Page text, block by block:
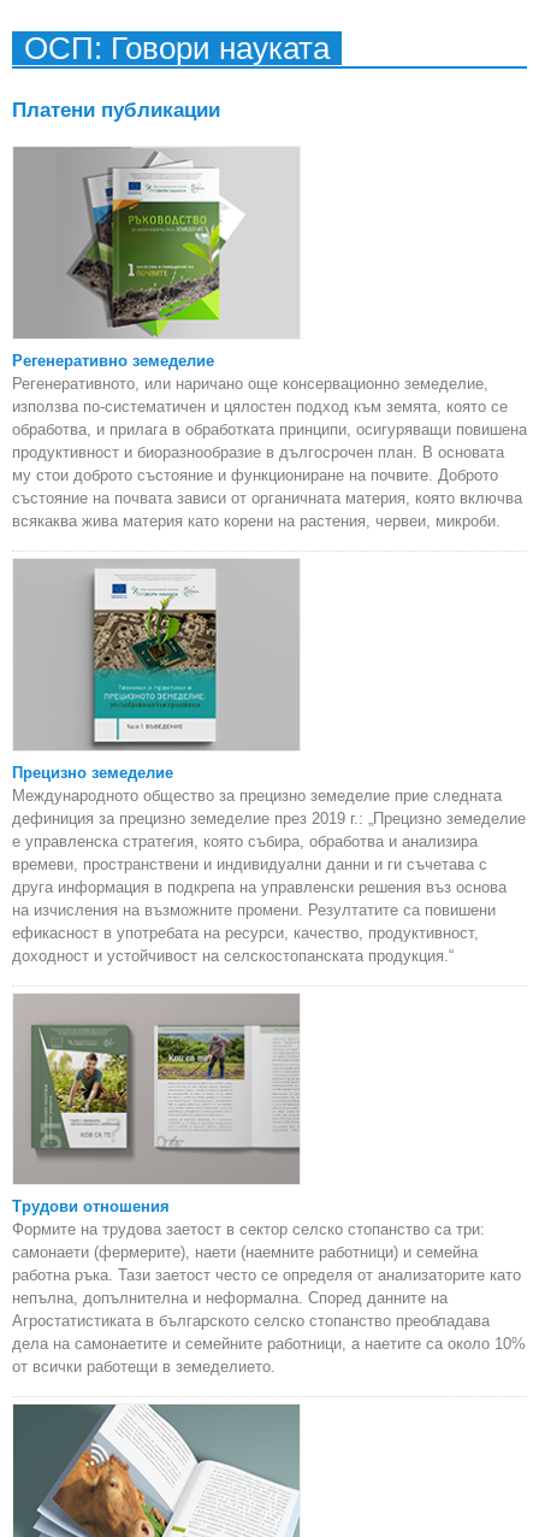
ОСП: Говори науката
Платени публикации
Регенеративно земеделие
Регенеративното, или наричано още консервационно земеделие,
използва по-систематичен и цялостен подход към земята, която се
обработва, и прилага в обработката принципи, осигуряващи повишена
продуктивност и биоразнообразие в дългосрочен план. В основата
му стои доброто състояние и функциониране на почвите. Доброто
състояние на почвата зависи от органичната материя, която включва
всякаква жива материя като корени на растения, червеи, микроби.
Прецизно земеделие
Международното общество за прецизно земеделие прие следната
дефиниция за прецизно земеделие през 2019 г.: „Прецизно земеделие
е управленска стратегия, която събира, обработва и анализира
времеви, пространствени и индивидуални данни и ги съчетава с
друга информация в подкрепа на управленски решения въз основа
на изчисления на възможните промени. Резултатите са повишени
ефикасност в употребата на ресурси, качество, продуктивност,
доходност и устойчивост на селскостопанската продукция.“
Трудови отношения
Формите на трудова заетост в сектор селско стопанство са три:
самонаети (фермерите), наети (наемните работници) и семейна
работна ръка. Тази заетост често се определя от анализаторите като
непълна, допълнителна и неформална. Според данните на
Агростатистиката в българското селско стопанство преобладава
дела на самонаетите и семейните работници, а наетите са около 10%
от всички работещи в земеделието.